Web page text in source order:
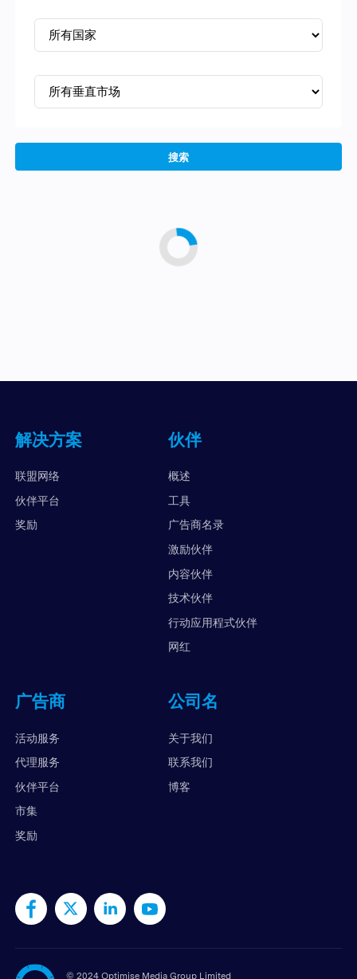
搜索
解决方案
联盟网络
伙伴平台
奖励
伙伴
概述
工具
广告商名录
激励伙伴
内容伙伴
技术伙伴
行动应用程式伙伴
网红
广告商
活动服务
代理服务
伙伴平台
市集
奖励
公司名
关于我们
联系我们
博客
© 2024 Optimise Media Group Limited